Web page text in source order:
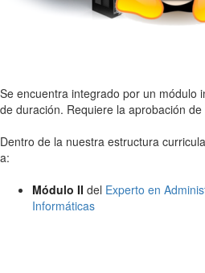
Se encuentra integrado por un módulo
de duración. Requiere la aprobación
Dentro de la nuestra estructura
a:
Módulo II del Experto en
Informáticas